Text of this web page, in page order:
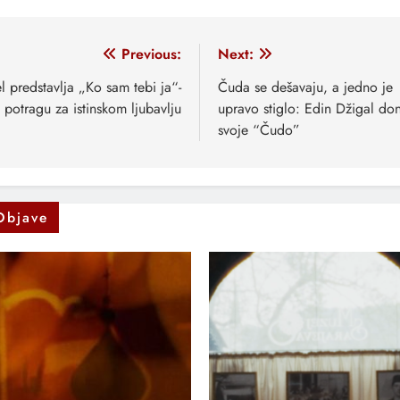
Previous:
predstavlja „Ko sam tebi ja“-
potragu za istinskom ljubavlju
Next:
Čuda se dešavaju, a jedno je
upravo stiglo: Edin Džigal
svoje “Čudo”